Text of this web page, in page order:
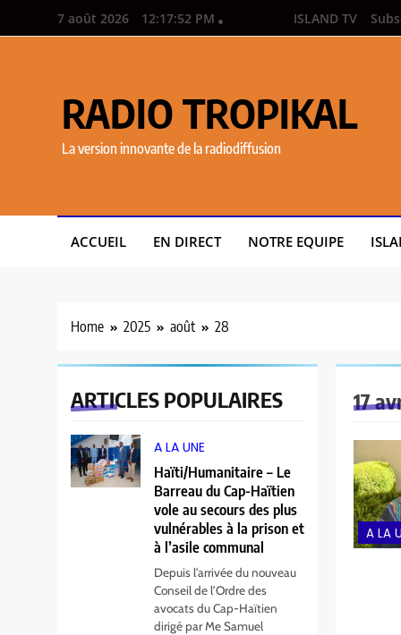
7 août 2026 12:17:53 PM ISLAND TV
RADIO TROPIKAL
La version innovante de la radiodiffusion
ACCUEIL EN DIRECT NOTRE EQUIPE
Home 2025 août 28
ARTICLES POPULAIRES
A LA UNE
Haïti/Humanitaire – Le
Barreau du Cap-Haïtien
vole au secours des plus
vulnérables à la prison et
à l’asile communal
Depuis l’arrivée du nouveau
Conseil de l’Ordre des
avocats du Cap-Haïtien
dirigé par Me Samuel
17
A LA